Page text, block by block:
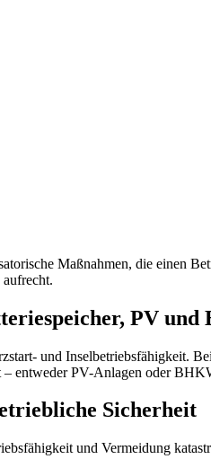
Maßnahmen, die einen
aufrecht.
PV
und Inselbetriebsfähigkeit.
entweder PV-Anlagen oder
Sicherheit
und Vermeidung